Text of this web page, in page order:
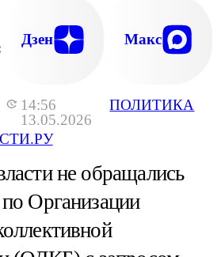
14:56
13.05.2026
ПОЛИТИКА
Дзен Макс
не обращались
Организации